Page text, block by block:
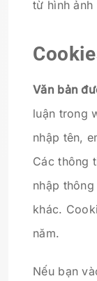
từ hình
Văn bản
luận trong
nhập tên,
Các thông
nhập
khác.
năm.
Nếu bạn